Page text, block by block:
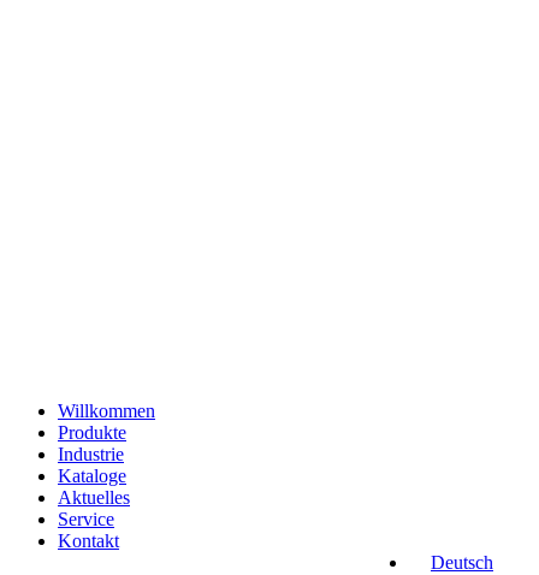
Willkommen
Produkte
Industrie
Kataloge
Aktuelles
Service
Kontakt
Deutsch